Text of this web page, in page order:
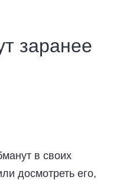
заранее
в своих
досмотреть его,